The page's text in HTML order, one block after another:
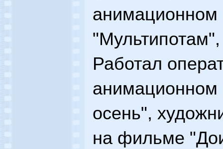
анимационном
Работал
анимационном
осень",
на фильме